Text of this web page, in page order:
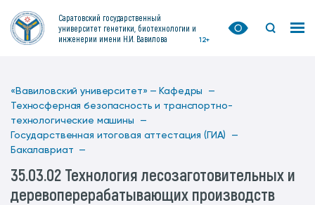
Саратовский государственный
университет генетики, биотехнологии и
инженерии имени Н.И. Вавилова
12+
«Вавиловский университет» — Кафедры —
Техносферная безопасность и транспортно-
технологические машины —
Государственная итоговая аттестация (ГИА) —
Бакалавриат —
35.03.02 Технология лесозаготовительных и
деревоперерабатывающих производств